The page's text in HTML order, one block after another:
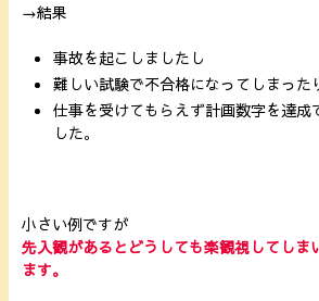
→結果
事故を起こしましたし
難しい試験で不合格になってしまった
仕事を受けてもらえず計画数字を達成
した。
小さい例ですが
先入観があるとどうしても楽観視してしま
ます。